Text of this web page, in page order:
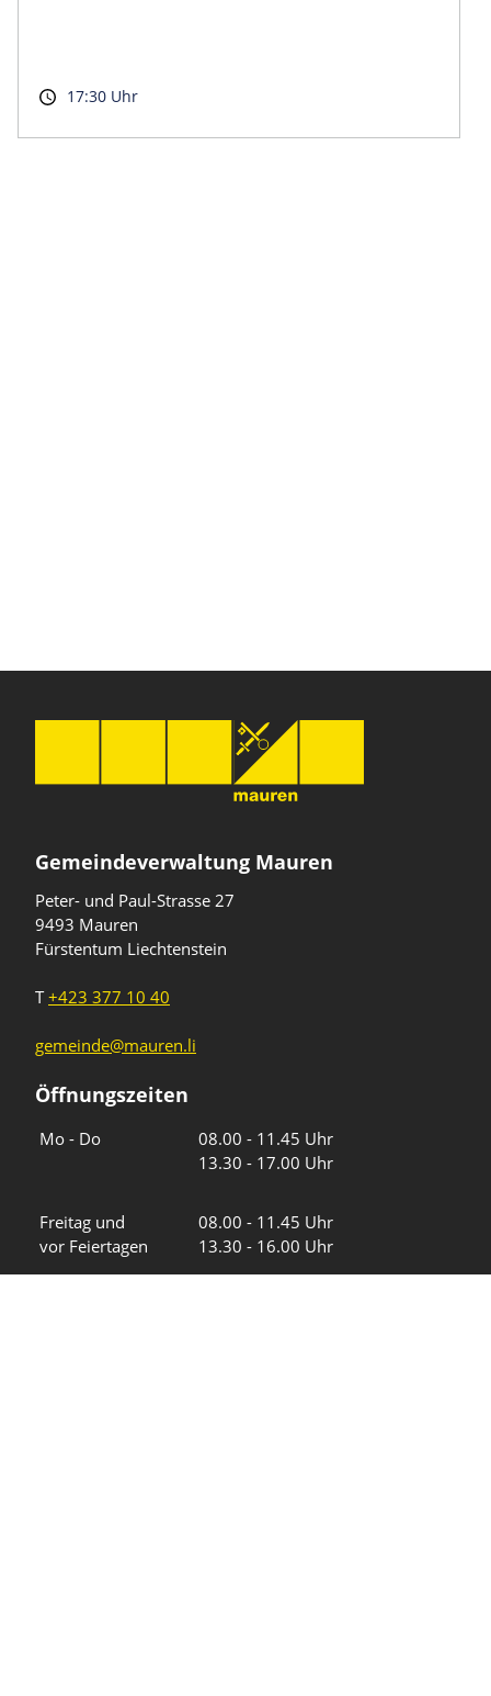
17:30 Uhr
Gemeindeverwaltung Mauren
Peter- und Paul-Strasse 27
9493 Mauren
Fürstentum Liechtenstein
T+423 377 10 40
gemeinde@mauren.li
Öffnungszeiten
Mo - Do
08.00 - 11.45 Uhr
13.30 - 17.00 Uhr
Freitag und
vor Feiertagen
08.00 - 11.45 Uhr
13.30 - 16.00 Uhr